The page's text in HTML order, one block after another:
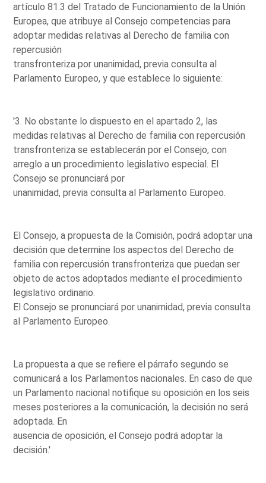
artículo 81.3 del Tratado de Funcionamiento de la Unión
Europea, que atribuye al Consejo competencias para
adoptar medidas relativas al Derecho de familia con
repercusión
transfronteriza por unanimidad, previa consulta al
Parlamento Europeo, y que establece lo siguiente:
'3. No obstante lo dispuesto en el apartado 2, las
medidas relativas al Derecho de familia con repercusión
transfronteriza se establecerán por el Consejo, con
arreglo a un procedimiento legislativo especial. El
Consejo se pronunciará por
unanimidad, previa consulta al Parlamento Europeo.
El Consejo, a propuesta de la Comisión, podrá adoptar una
decisión que determine los aspectos del Derecho de
familia con repercusión transfronteriza que puedan ser
objeto de actos adoptados mediante el procedimiento
legislativo ordinario.
El Consejo se pronunciará por unanimidad, previa consulta
al Parlamento Europeo.
La propuesta a que se refiere el párrafo segundo se
comunicará a los Parlamentos nacionales. En caso de que
un Parlamento nacional notifique su oposición en los seis
meses posteriores a la comunicación, la decisión no será
adoptada. En
ausencia de oposición, el Consejo podrá adoptar la
decisión.'